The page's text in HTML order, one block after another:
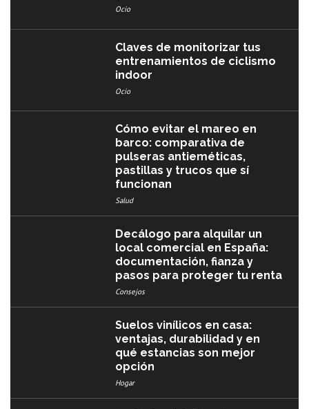
Ocio
Claves de monitorizar tus
entrenamientos de ciclismo
indoor
Ocio
Cómo evitar el mareo en
barco: comparativa de
pulseras antieméticas,
pastillas y trucos que sí
funcionan
Salud
Decálogo para alquilar un
local comercial en España:
documentación, fianza y
pasos para proteger tu renta
Consejos
Suelos vinílicos en casa:
ventajas, durabilidad y en
qué estancias son mejor
opción
Hogar